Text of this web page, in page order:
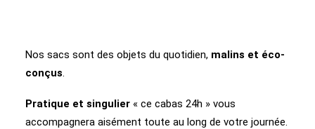
Nos sacs sont des objets du quotidien, malins et éco-
conçus.
Pratique et singulier « ce cabas 24h » vous
accompagnera aisément toute au long de votre journée.